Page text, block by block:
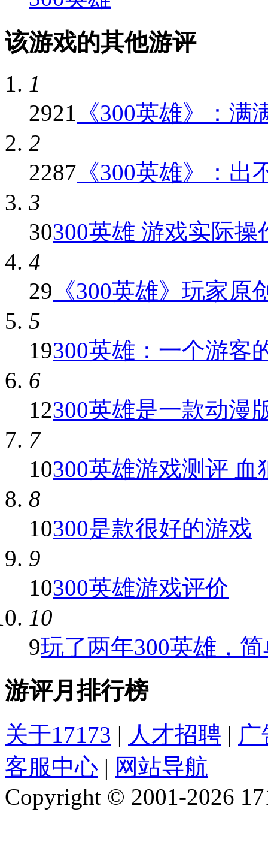
该游戏的其他游评
1
2921
《300英雄》：满
2
2287 《300英雄》：出
3
30300英雄 游戏实际操
4
29 《300英雄》玩家原
5
19300英雄：一个游客
6
12300英雄是一款动漫
7
10300英雄游戏测评 血
8
10300是款很好的游戏
9
10300英雄游戏评价
10
9玩了两年300英雄，
游评月排行榜
关于17173 | 人才招聘 |
客服中心 | 网站导航
Copyright © 2001-2026